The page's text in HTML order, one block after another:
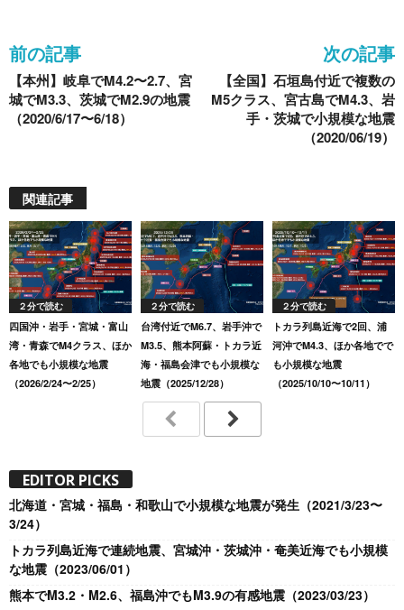
k
前の記事
【本州】岐阜でM4.2〜2.7、宮
城でM3.3、茨城でM2.9の地震
（2020/6/17〜6/18）
次の記事
【全国】石垣島付近で複数の
M5クラス、宮古島でM4.3、岩
手・茨城で小規模な地震
（2020/06/19）
関連記事
２分で読む
四国沖・岩手・宮城・富山
湾・青森でM4クラス、ほか
各地でも小規模な地震
（2026/2/24〜2/25）
２分で読む
台湾付近でM6.7、岩手沖で
M3.5、熊本阿蘇・トカラ近
海・福島会津でも小規模な
地震（2025/12/28）
２分で読む
トカラ列島近海で2回、浦
河沖でM4.3、ほか各地でで
も小規模な地震
（2025/10/10〜10/11）
EDITOR PICKS
北海道・宮城・福島・和歌山で小規模な地震が発生（2021/3/23〜
3/24）
トカラ列島近海で連続地震、宮城沖・茨城沖・奄美近海でも小規模
な地震（2023/06/01）
熊本でM3.2・M2.6、福島沖でもM3.9の有感地震（2023/03/23）